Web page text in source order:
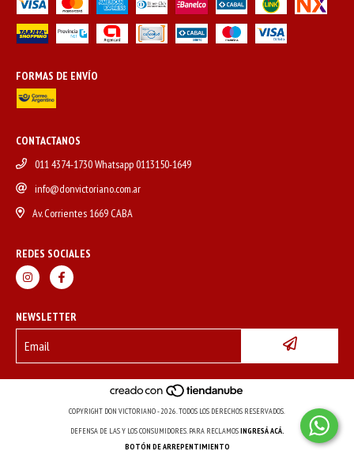
FORMAS DE ENVÍO
CONTACTANOS
011 4374-1730 Whatsapp 0113150-1649
info@donvictoriano.com.ar
Av. Corrientes 1669 CABA
REDES SOCIALES
NEWSLETTER
COPYRIGHT DON VICTORIANO - 2026. TODOS LOS DERECHOS RESERVADOS.
DEFENSA DE LAS Y LOS CONSUMIDORES. PARA RECLAMOSINGRESÁ ACÁ.
BOTÓN DE ARREPENTIMIENTO